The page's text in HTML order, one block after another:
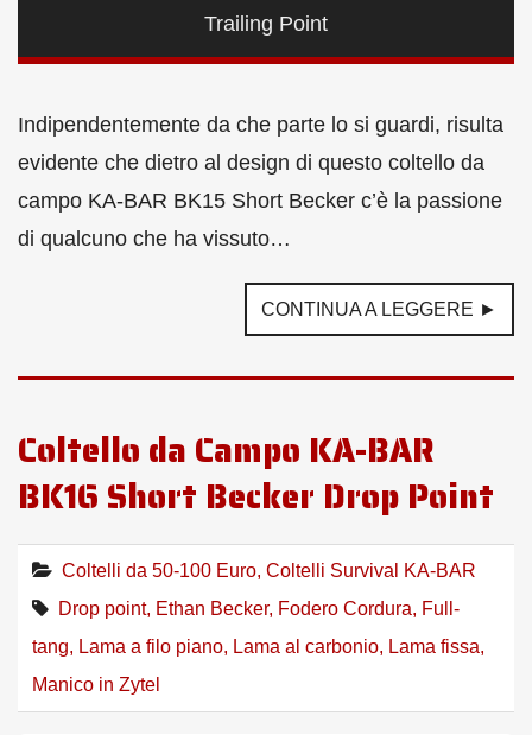
Trailing Point
Indipendentemente da che parte lo si guardi, risulta
evidente che dietro al design di questo coltello da
campo KA-BAR BK15 Short Becker c’è la passione
di qualcuno che ha vissuto…
CONTINUA A LEGGERE ►
Coltello da Campo KA-BAR
BK16 Short Becker Drop Point
Coltelli da 50-100 Euro, Coltelli Survival KA-BAR
Drop point, Ethan Becker, Fodero Cordura, Full-
tang, Lama a filo piano, Lama al carbonio, Lama fissa,
Manico in Zytel